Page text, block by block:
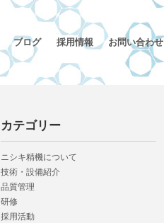
ブログ 採用情報 お問い合わせ
カテゴリー
ニシキ精機について
技術・設備紹介
品質管理
研修
採用活動